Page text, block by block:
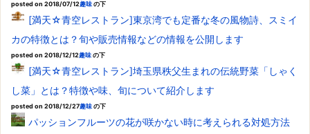
posted on 2018/07/12趣味の下
[満天☆青空レストラン]東京湾でも定番な冬の風物詩、スミイ
カの特徴とは？旬や販売情報などの情報を公開します
posted on 2018/12/12趣味の下
[満天☆青空レストラン]埼玉県秩父生まれの伝統野菜「しゃく
し菜」とは？特徴や味、旬について紹介します
posted on 2018/12/27趣味の下
パッションフルーツの花が咲かない時に考えられる対処方法